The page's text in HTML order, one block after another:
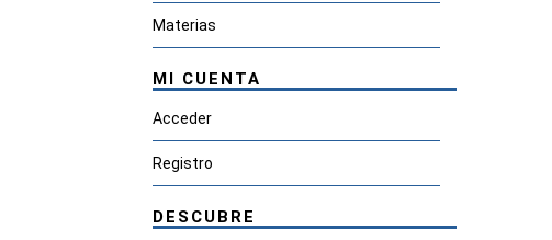
Materias
MI CUENTA
Acceder
Registro
DESCUBRE